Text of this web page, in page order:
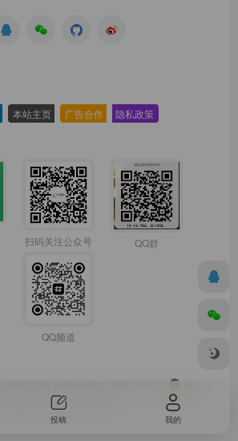
本站主页 广告合作 隐私政策
扫码关注公众号 QQ群
QQ频道
网安备50010702504811号
投稿 我的